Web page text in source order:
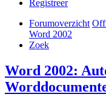
Registreer
Forumoverzicht
Word 2002
Zoek
Word 2002: